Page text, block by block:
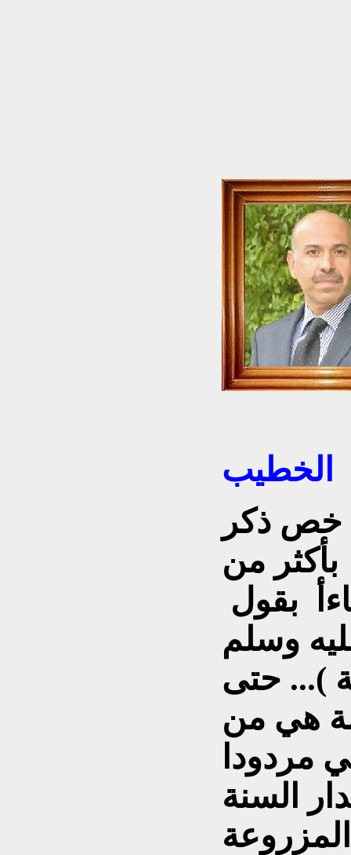
الخطيب
خص ذكر
بأكثر من
بقول
وسلم
)... حتى
هي من
مردودا
السنة